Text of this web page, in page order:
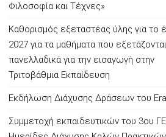
Φιλοσοφία και Τέχνες»
Καθορισμός εξεταστέας ύλης για το
2027 για τα μαθήματα που εξετάζονται
πανελλαδικά για την εισαγωγή στην
Τριτοβάθμια Εκπαίδευση
Εκδήλωση Διάχυσης Δράσεων του
Συμμετοχή εκπαιδευτικών του 3ου